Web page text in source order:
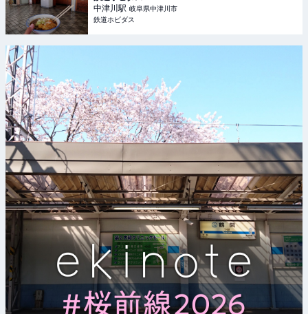
中津川駅 岐阜県中津川市
鉄道ホビダス